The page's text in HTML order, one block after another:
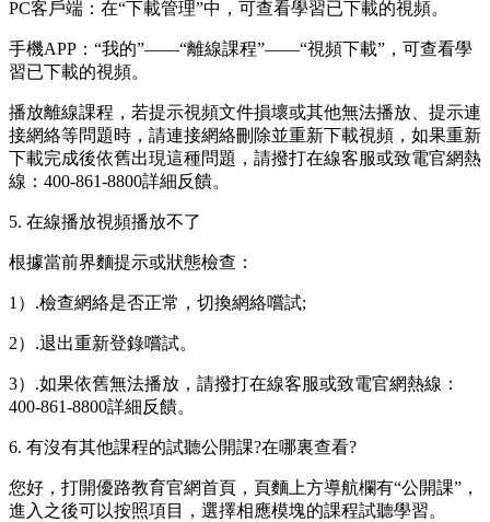
PC客戶端：在“下載管理”中，可查看學習已下載的視頻。
手機APP：“我的”——“離線課程”——“視頻下載”，可查看學
習已下載的視頻。
播放離線課程，若提示視頻文件損壞或其他無法播放、提示連
接網絡等問題時，請連接網絡刪除並重新下載視頻，如果重新
下載完成後依舊出現這種問題，請撥打在線客服或致電官網熱
線：400-861-8800詳細反饋。
5. 在線播放視頻播放不了
根據當前界麵提示或狀態檢查：
1）.檢查網絡是否正常，切換網絡嚐試;
2）.退出重新登錄嚐試。
3）.如果依舊無法播放，請撥打在線客服或致電官網熱線：
400-861-8800詳細反饋。
6. 有沒有其他課程的試聽公開課?在哪裏查看?
您好，打開優路教育官網首頁，頁麵上方導航欄有“公開課”，
進入之後可以按照項目，選擇相應模塊的課程試聽學習。